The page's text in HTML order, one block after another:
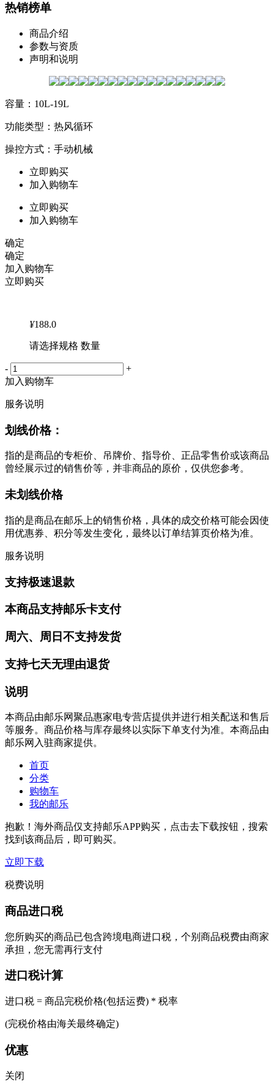
热销榜单
商品介绍
参数与资质
声明和说明
容量：10L-19L
功能类型：热风循环
操控方式：手动机械
立即购买
加入购物车
立即购买
加入购物车
确定
确定
加入购物车
立即购买
¥188.0
请选择规格 数量
-
+
加入购物车
服务说明
划线价格：
指的是商品的专柜价、吊牌价、指导价、正品零售价或该商品
曾经展示过的销售价等，并非商品的原价，仅供您参考。
未划线价格
指的是商品在邮乐上的销售价格，具体的成交价格可能会因使
用优惠券、积分等发生变化，最终以订单结算页价格为准。
服务说明
支持极速退款
本商品支持邮乐卡支付
周六、周日不支持发货
支持七天无理由退货
说明
本商品由邮乐网聚品惠家电专营店提供并进行相关配送和售后
等服务。商品价格与库存最终以实际下单支付为准。本商品由
邮乐网入驻商家提供。
首页
分类
购物车
我的邮乐
抱歉！海外商品仅支持邮乐APP购买，点击去下载按钮，搜索
找到该商品后，即可购买。
立即下载
税费说明
商品进口税
您所购买的商品已包含跨境电商进口税，个别商品税费由商家
承担，您无需再行支付
进口税计算
进口税 = 商品完税价格(包括运费) * 税率
(完税价格由海关最终确定)
优惠
关闭